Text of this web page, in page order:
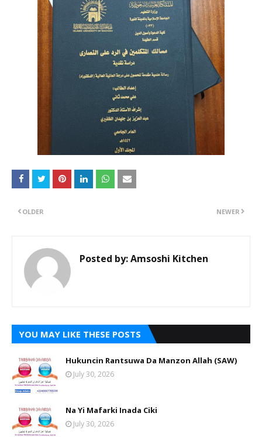
NEWER
OLDER
Posted by:Amsoshi Kitchen
YOU MAY LIKE THESE POSTS
Hukuncin Rantsuwa Da Manzon Allah (SAW)
July 30, 2026
Na Yi Mafarki Inada Ciki
July 30, 2026